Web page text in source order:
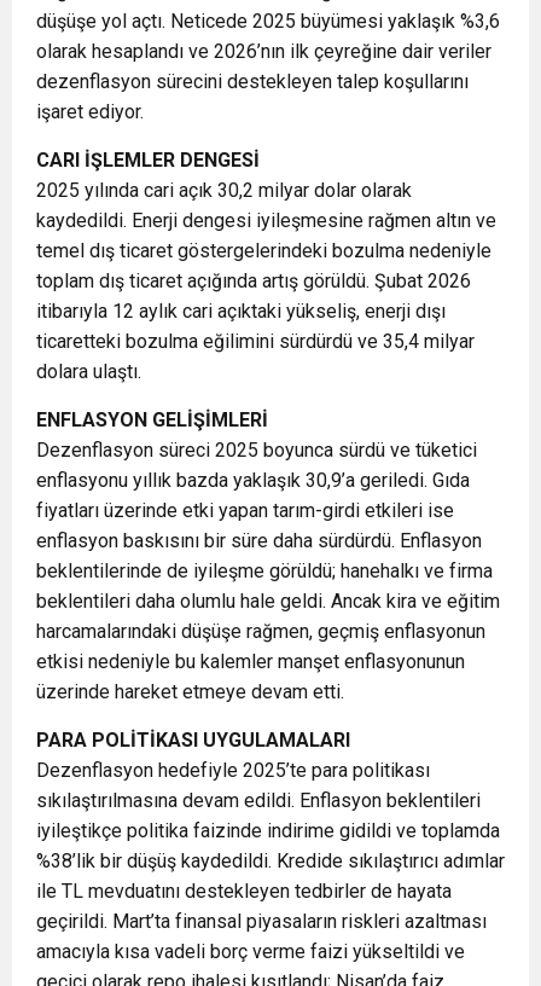
düşüşe yol açtı. Neticede 2025 büyümesi yaklaşık %3,6
olarak hesaplandı ve 2026’nın ilk çeyreğine dair veriler
dezenflasyon sürecini destekleyen talep koşullarını
işaret ediyor.
CARI İŞLEMLER DENGESİ
2025 yılında cari açık 30,2 milyar dolar olarak
kaydedildi. Enerji dengesi iyileşmesine rağmen altın ve
temel dış ticaret göstergelerindeki bozulma nedeniyle
toplam dış ticaret açığında artış görüldü. Şubat 2026
itibarıyla 12 aylık cari açıktaki yükseliş, enerji dışı
ticaretteki bozulma eğilimini sürdürdü ve 35,4 milyar
dolara ulaştı.
ENFLASYON GELİŞİMLERİ
Dezenflasyon süreci 2025 boyunca sürdü ve tüketici
enflasyonu yıllık bazda yaklaşık 30,9’a geriledi. Gıda
fiyatları üzerinde etki yapan tarım-girdi etkileri ise
enflasyon baskısını bir süre daha sürdürdü. Enflasyon
beklentilerinde de iyileşme görüldü; hanehalkı ve firma
beklentileri daha olumlu hale geldi. Ancak kira ve eğitim
harcamalarındaki düşüşe rağmen, geçmiş enflasyonun
etkisi nedeniyle bu kalemler manşet enflasyonunun
üzerinde hareket etmeye devam etti.
PARA POLİTİKASI UYGULAMALARI
Dezenflasyon hedefiyle 2025’te para politikası
sıkılaştırılmasına devam edildi. Enflasyon beklentileri
iyileştikçe politika faizinde indirime gidildi ve toplamda
%38’lik bir düşüş kaydedildi. Kredide sıkılaştırıcı adımlar
ile TL mevduatını destekleyen tedbirler de hayata
geçirildi. Mart’ta finansal piyasaların riskleri azaltması
amacıyla kısa vadeli borç verme faizi yükseltildi ve